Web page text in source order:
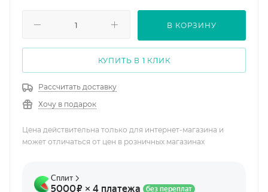
В КОРЗИНУ
КУПИТЬ В 1 КЛИК
Рассчитать доставку
Хочу в подарок
Цена действительна только для интернет-магазина и
может отличаться от цен в розничных магазинах